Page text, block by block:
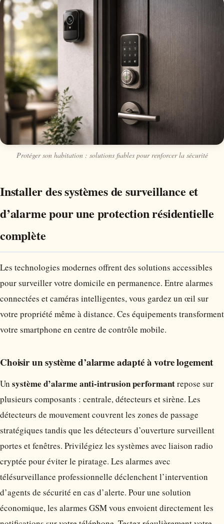
Protéger son habitation : solutions fiables pour renforcer la sécurité
Installer des systèmes de surveillance et
d’alarme pour une protection résidentielle
complète
Les technologies modernes offrent des solutions accessibles
pour surveiller votre domicile en permanence. Entre alarmes
connectées et caméras intelligentes, vous gardez un œil sur
votre propriété même à distance. Ces équipements transforment
votre smartphone en centre de contrôle mobile.
Choisir un système d’alarme adapté à votre logement
Un système d’alarme anti-intrusion performantrepose sur
plusieurs composants : centrale, détecteurs et sirène. Les
détecteurs de mouvement couvrent les zones de passage
stratégiques tandis que les détecteurs d’ouverture surveillent
portes et fenêtres. Privilégiez les systèmes avec liaison radio
cryptée pour éviter le piratage. Les alarmes avec
télésurveillance professionnelle déclenchent l’intervention
d’agents de sécurité en cas d’alerte. Pour une solution
économique, les alarmes GSM vous envoient directement les